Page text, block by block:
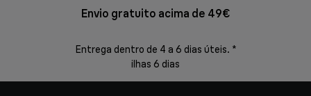
Envio gratuito acima de 49€
Entrega dentro de 4 a 6 dias úteis. *
ilhas 6 dias